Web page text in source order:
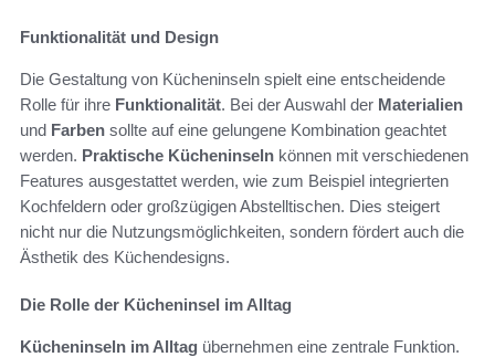
Funktionalität und Design
Die Gestaltung von Kücheninseln spielt eine entscheidende
Rolle für ihre Funktionalität. Bei der Auswahl der Materialien
und Farben sollte auf eine gelungene Kombination geachtet
werden. Praktische Kücheninseln können mit verschiedenen
Features ausgestattet werden, wie zum Beispiel integrierten
Kochfeldern oder großzügigen Abstelltischen. Dies steigert
nicht nur die Nutzungsmöglichkeiten, sondern fördert auch die
Ästhetik des Küchendesigns.
Die Rolle der Kücheninsel im Alltag
Kücheninseln im Alltag übernehmen eine zentrale Funktion.